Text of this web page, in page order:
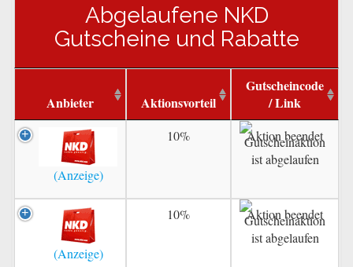
Abgelaufene NKD
Gutscheine und Rabatte
Anbieter Aktionsvorteil
Gutscheincode
/ Link
10% Aktion beendet
10% Aktion beendet